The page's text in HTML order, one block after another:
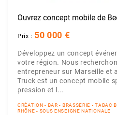
Ouvrez concept mobile de
Prix : 50 000 €
Développez un concept
votre région. Nous
entrepreneur sur Marseille et
Truck est un concept mobile
pression et l...
CRÉATION - BAR - BRASSERIE - TABAC
RHÔNE - SOUS ENSEIGNE NATIONALE